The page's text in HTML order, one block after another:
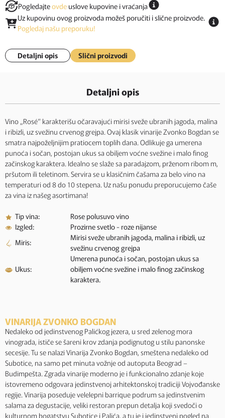
Pogledajteovde uslove kupovine i vraćanja
Uz kupovinu ovog proizvoda možeš poručiti i slične proizvode.
Pogledaj našu preporuku!
Detaljni opis Slični proizvodi
Detaljni opis
Vino „Rosé“ karakterišu očaravajući mirisi sveže ubranih jagoda, malina
i ribizli, uz svežinu crvenog grejpa. Ovaj klasik vinarije Zvonko Bogdan se
smatra najpoželjnijim pratiocem toplih dana. Odlikuje ga umerena
punoća i sočan, postojan ukus sa obiljem voćne svežine i malo finog
začinskog karaktera. Idealno se slaže sa paradajzom, prženom ribom m,
pršutom ili teletinom. Servira se u klasičnim čašama za belo vino na
temperaturi od 8 do 10 stepena. Uz našu ponudu preporucujemo čaše
za vina iz našeg asortimana!
Tip vina:
Rose polusuvo vino
Izgled:
Prozirne svetlo - roze nijanse
Miris:
Mirisi sveže ubranih jagoda, malina i ribizli, uz
svežinu crvenog grejpa
Ukus:
Umerena punoća i sočan, postojan ukus sa
obiljem voćne svežine i malo finog začinskog
karaktera.
VINARIJA ZVONKO BOGDAN
Nedaleko od jedinstvenog Palićkog jezera, u sred zelenog mora
vinograda, ističe se šareni krov zdanja podignutog u stilu panonske
secesije. Tu se nalazi Vinarija Zvonko Bogdan, smeštena nedaleko od
Subotice, na samo pet minuta vožnje od autoputa Beograd –
Budimpešta. Zgrada vinarije moderno je i funkcionalno zdanje koje
istovremeno odgovara jedinstvenoj arhitektonskoj tradiciji Vojvođanske
regije. Vinarija poseduje velelepni barrique podrum sa jedinstvenim
salama za degustacije, veliki restoran prepun detalja koji svedoči o
kulturnom bogatstvu Subotice i Palića, a tu je i jedinstveni pogled na